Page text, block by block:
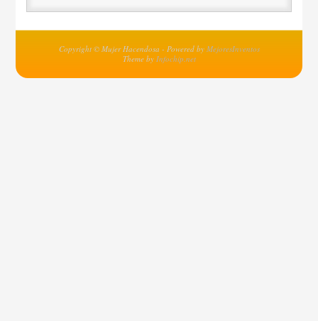
Copyright © Mujer Hacendosa - Powered by MejoresInventos
Theme by Infochip.net